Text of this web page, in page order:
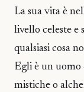
La sua vita è
livello celeste e
qualsiasi cosa
Egli è un uomo
mistiche o